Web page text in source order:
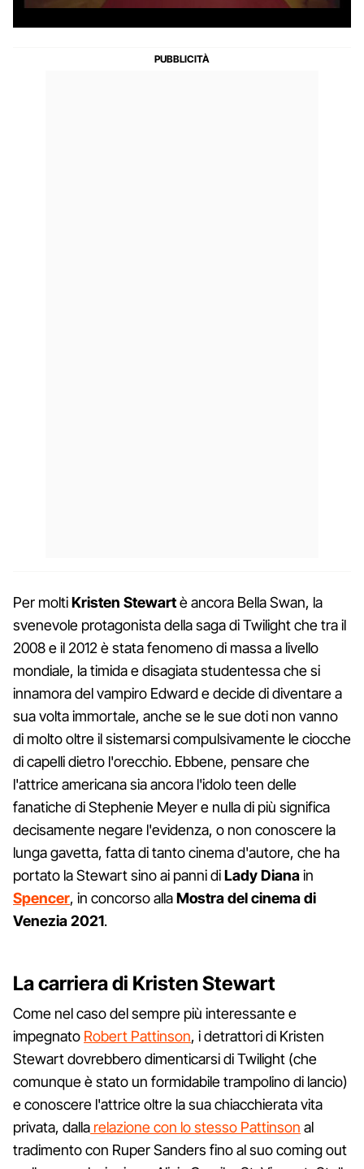
Per moltiKristen Stewartè ancora Bella Swan, la
svenevole protagonista della saga di Twilight che tra il
2008 e il 2012 è stata fenomeno di massa a livello
mondiale, la timida e disagiata studentessa che si
innamora del vampiro Edward e decide di diventare a
sua volta immortale, anche se le sue doti non vanno
di molto oltre il sistemarsi compulsivamente le ciocche
di capelli dietro l'orecchio. Ebbene, pensare che
l'attrice americana sia ancora l'idolo teen delle
fanatiche di Stephenie Meyer e nulla di più significa
decisamente negare l'evidenza, o non conoscere la
lunga gavetta, fatta di tanto cinema d'autore, che ha
portato la Stewart sino ai panni diLady Dianain
Spencer, in concorso allaMostra del cinema di
Venezia 2021.
La carriera di Kristen Stewart
Come nel caso del sempre più interessante e
impegnato Robert Pattinson, i detrattori di Kristen
Stewart dovrebbero dimenticarsi di Twilight (che
comunque è stato un formidabile trampolino di lancio)
e conoscere l'attrice oltre la sua chiacchierata vita
privata, dalla relazione con lo stesso Pattinson al
tradimento con Ruper Sanders fino al suo coming out